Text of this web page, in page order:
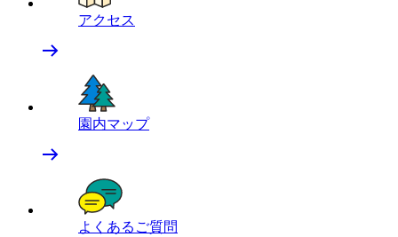
アクセス
園内マップ
よくあるご質問